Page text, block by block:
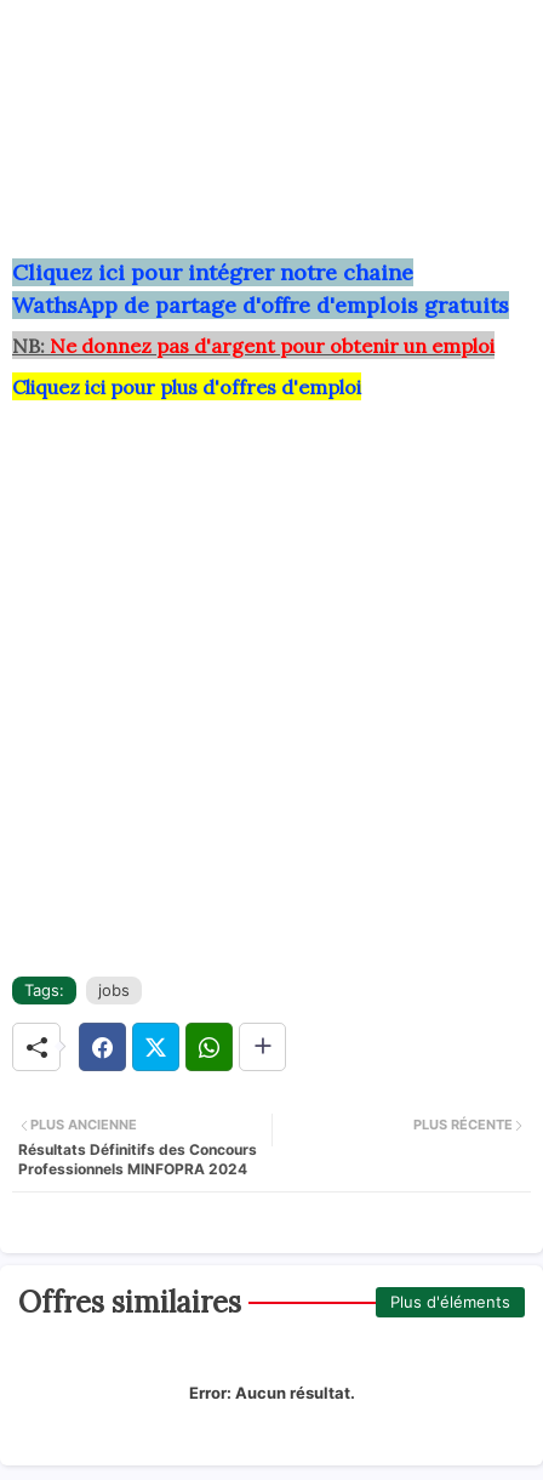
Cliquez ici pour intégrer notre chaine
WathsApp de partage d'offre d'emplois gratuits
NB: Ne donnez pas d'argent pour obtenir un emploi
Cliquez ici pour plus d'offres d'emploi
Tags: jobs
PLUS RÉCENTE
PLUS ANCIENNE
Résultats Définitifs des Concours
Professionnels MINFOPRA 2024
Offres similaires Plus d'éléments
Error: Aucun résultat.